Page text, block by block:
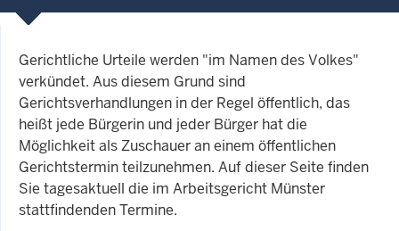
Gerichtliche Urteile werden "im Namen des Volkes"
verkündet. Aus diesem Grund sind
Gerichtsverhandlungen in der Regel öffentlich, das
heißt jede Bürgerin und jeder Bürger hat die
Möglichkeit als Zuschauer an einem öffentlichen
Gerichtstermin teilzunehmen. Auf dieser Seite finden
Sie tagesaktuell die im Arbeitsgericht Münster
stattfindenden Termine.